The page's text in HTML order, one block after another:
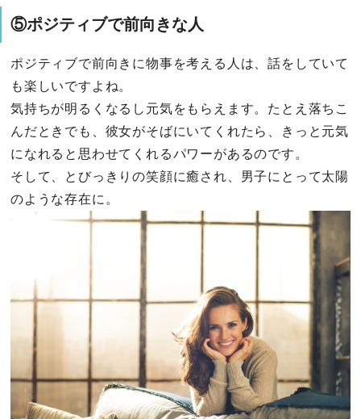
⑤ポジティブで前向きな人
ポジティブで前向きに物事を考える人は、話をしていて
も楽しいですよね。
気持ちが明るくなるし元気をもらえます。たとえ落ちこ
んだときでも、彼女がそばにいてくれたら、きっと元気
になれると思わせてくれるパワーがあるのです。
そして、とびっきりの笑顔に癒され、男子にとって太陽
のような存在に。